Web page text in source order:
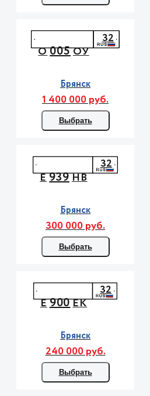
О005ОУ
32
Брянск
1 400 000 руб.
Выбрать
Е939НВ
32
Брянск
300 000 руб.
Выбрать
Е900ЕК
32
Брянск
240 000 руб.
Выбрать